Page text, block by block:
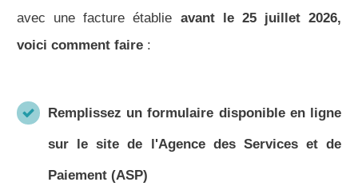
avec une facture établie avant le 25 juillet 2026,
voici comment faire :
Remplissez un formulaire disponible en ligne
sur le site de l'Agence des Services et de
Paiement (ASP)